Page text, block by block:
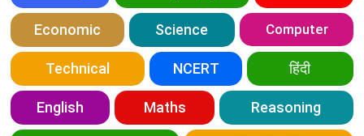
Economic Science Computer
Technical NCERT हिंदी
English Maths Reasoning